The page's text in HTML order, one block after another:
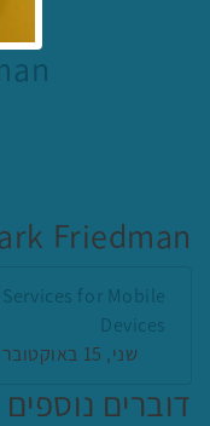
Friedman:
for Mobile
Devices
אירוע CloudCon 2012, שני, 15 באוקטובר 2012, 12:20